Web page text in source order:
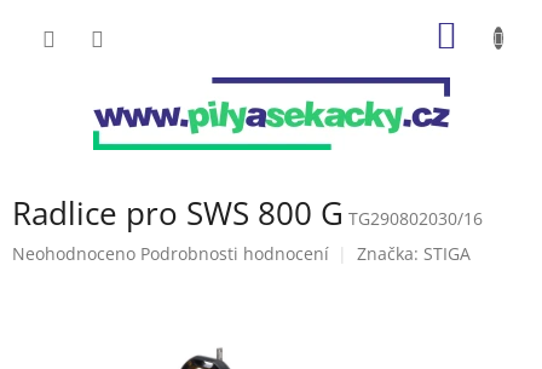
Radlice pro SWS 800 G TG290802030/16
Průměrné
Neohodnoceno Podrobnosti hodnocení Značka: STIGA